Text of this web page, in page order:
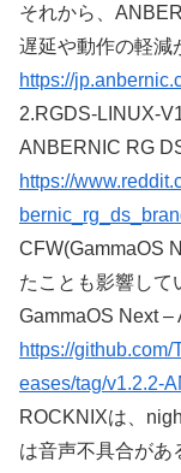
それから、
遅延や動作の軽減
https://
2.RGDS-LINUX-
ANBERNIC RG
https://
CFW(GammaOS
たことも影響して
GammaOS Next –
https://
eases/tag/v1.2.2-
ROCKNIXは、
は音声不具合があ